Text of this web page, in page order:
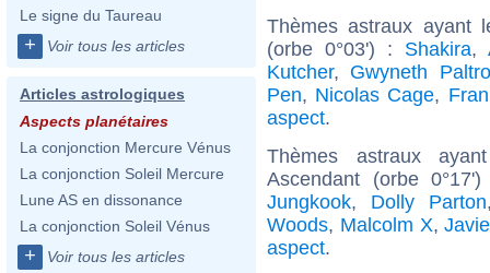
Le signe du Taureau
+ Voir tous les articles
Articles astrologiques
Aspects planétaires
La conjonction Mercure Vénus
La conjonction Soleil Mercure
Lune AS en dissonance
La conjonction Soleil Vénus
+ Voir tous les articles
Thèmes astraux ayant
(orbe 0°03') : Shakira,
Kutcher, Gwyneth
Pen, Nicolas Cage,
aspect.
Thèmes astraux
Ascendant (orbe
Jungkook, Dolly Parton
Woods, Malcolm X,
aspect.